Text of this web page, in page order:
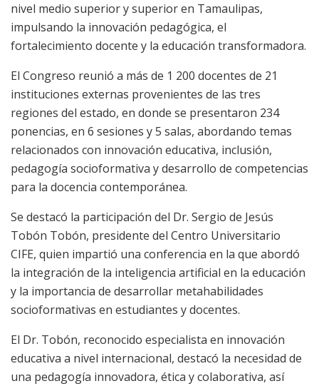
nivel medio superior y superior en Tamaulipas,
impulsando la innovación pedagógica, el
fortalecimiento docente y la educación transformadora.
El Congreso reunió a más de 1 200 docentes de 21
instituciones externas provenientes de las tres
regiones del estado, en donde se presentaron 234
ponencias, en 6 sesiones y 5 salas, abordando temas
relacionados con innovación educativa, inclusión,
pedagogía socioformativa y desarrollo de competencias
para la docencia contemporánea.
Se destacó la participación del Dr. Sergio de Jesús
Tobón Tobón, presidente del Centro Universitario
CIFE, quien impartió una conferencia en la que abordó
la integración de la inteligencia artificial en la educación
y la importancia de desarrollar metahabilidades
socioformativas en estudiantes y docentes.
El Dr. Tobón, reconocido especialista en innovación
educativa a nivel internacional, destacó la necesidad de
una pedagogía innovadora, ética y colaborativa, así